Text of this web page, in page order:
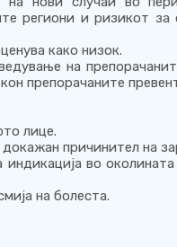
региони и ризикот за
како низок.
на
препорачаните
лице.
причинител на
во
на болеста.